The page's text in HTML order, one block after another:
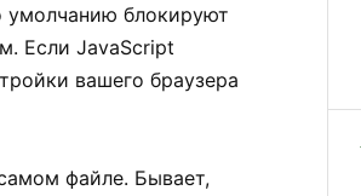
умолчанию блокируют
Если JavaScript
вашего браузера
файле. Бывает,